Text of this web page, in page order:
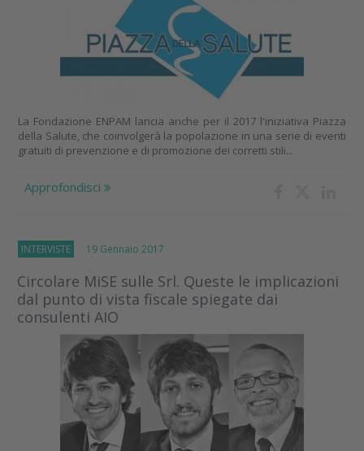
La Fondazione ENPAM lancia anche per il 2017 l'iniziativa Piazza
della Salute, che coinvolgerà la popolazione in una serie di eventi
gratuiti di prevenzione e di promozione dei corretti stili...
Approfondisci
INTERVISTE 19 Gennaio 2017
Circolare MiSE sulle Srl. Queste le implicazioni
dal punto di vista fiscale spiegate dai
consulenti AIO